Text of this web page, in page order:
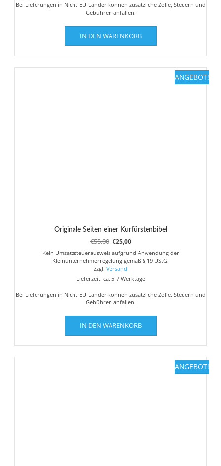
Bei Lieferungen in Nicht-EU-Länder können zusätzliche Zölle, Steuern und
Gebühren anfallen.
IN DEN WARENKORB
ANGEBOT!
Originale Seiten einer Kurfürstenbibel
€55,00 Ursprünglicher
Preis
war:
€55,00
€25,00Aktueller
Preis
ist:
Kein Umsatzsteuerausweis aufgrund Anwendung der
Kleinunternehmerregelung gemäß § 19 UStG.
zzgl. Versand
Lieferzeit: ca. 5-7 Werktage
Bei Lieferungen in Nicht-EU-Länder können zusätzliche Zölle, Steuern und
Gebühren anfallen.
IN DEN WARENKORB
ANGEBOT!